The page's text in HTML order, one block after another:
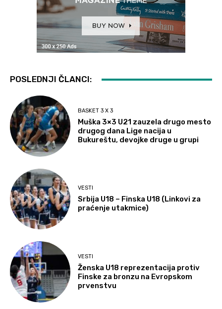
POSLEDNJI ČLANCI:
BASKET 3 X 3
Muška 3×3 U21 zauzela drugo mesto
drugog dana Lige nacija u
Bukureštu, devojke druge u grupi
VESTI
Srbija U18 – Finska U18 (Linkovi za
praćenje utakmice)
VESTI
Ženska U18 reprezentacija protiv
Finske za bronzu na Evropskom
prvenstvu